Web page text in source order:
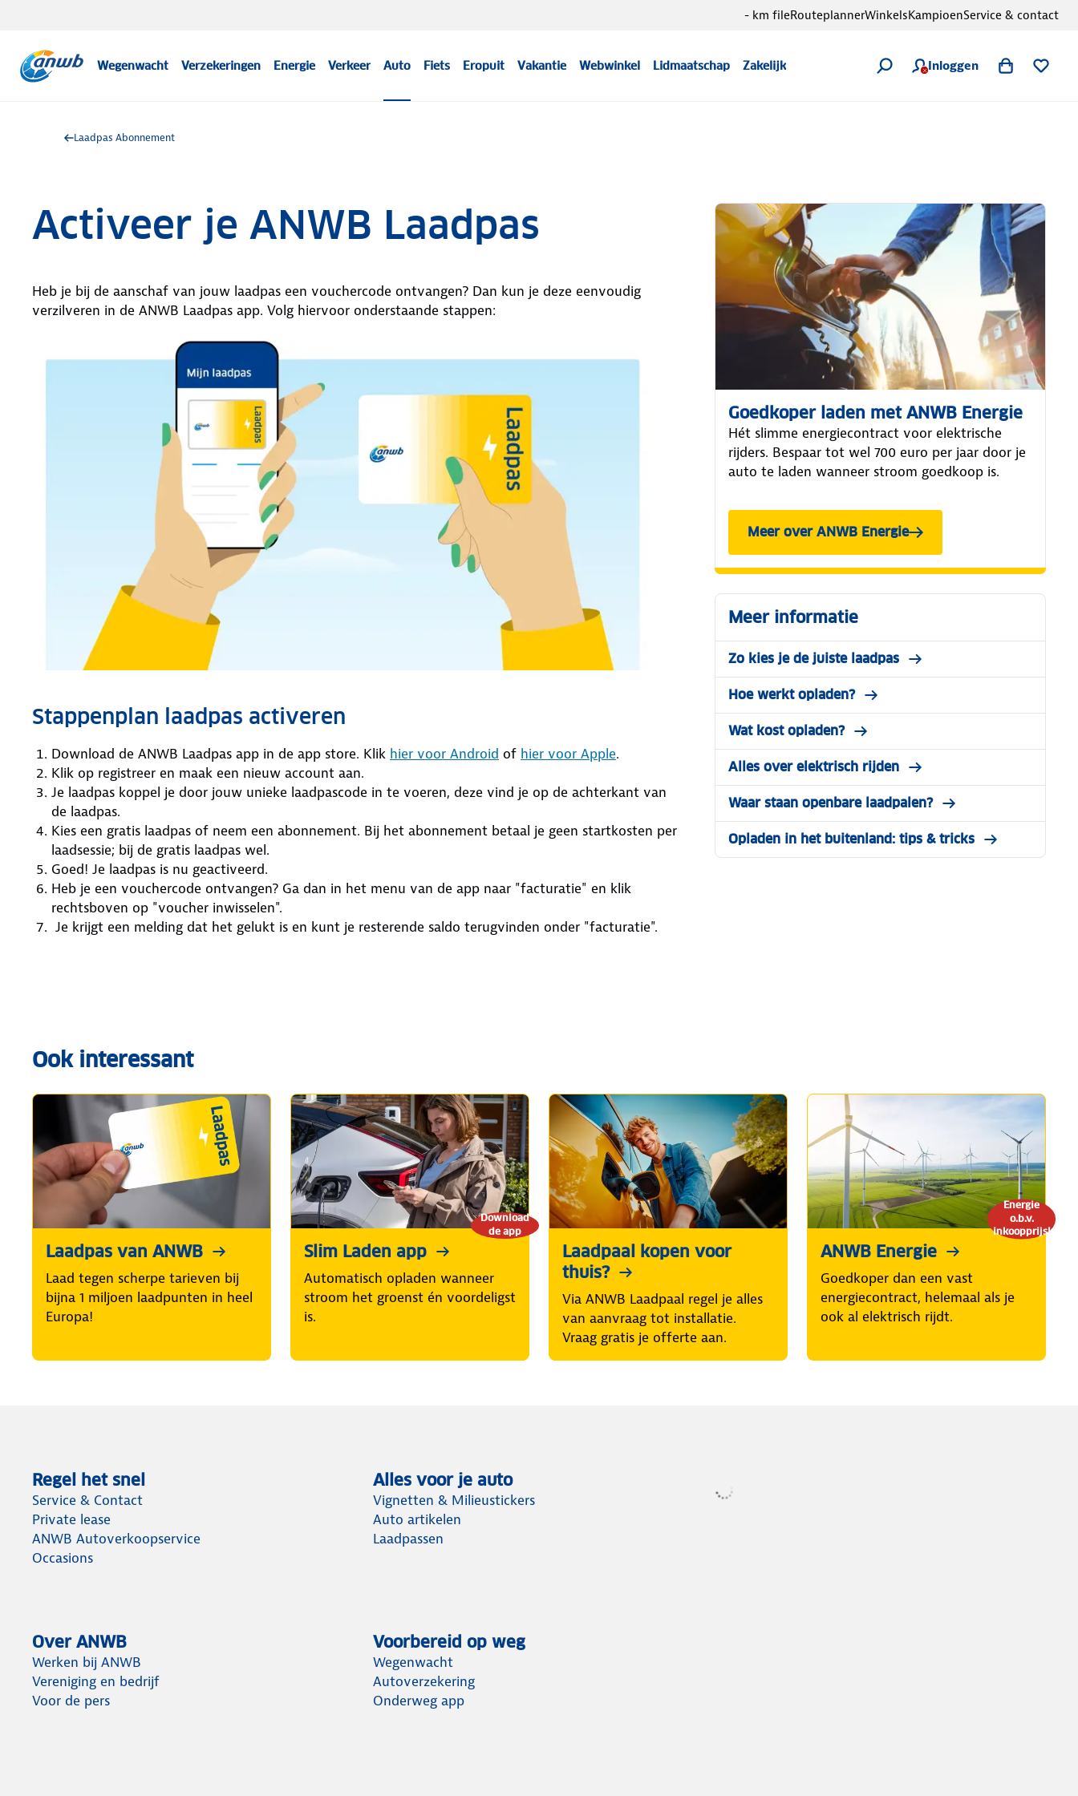
Wegenwacht Verzekeringen Energie Verkeer Auto Fiets Eropuit Vakantie Webwinkel Lidmaatschap Zakelijk Inloggen
- km fileRouteplannerWinkelsKampioenService & contact
Laadpas Abonnement
Activeer je ANWB Laadpas
Heb je bij de aanschaf van jouw laadpas een vouchercode ontvangen? Dan kun je deze eenvoudig
verzilveren in de ANWB Laadpas app. Volg hiervoor onderstaande stappen:
Stappenplan laadpas activeren
Download de ANWB Laadpas app in de app store. Klik hier voor Android of hier voor Apple.
Klik op registreer en maak een nieuw account aan.
Je laadpas koppel je door jouw unieke laadpascode in te voeren, deze vind je op de achterkant van
de laadpas.
Kies een gratis laadpas of neem een abonnement. Bij het abonnement betaal je geen startkosten per
laadsessie; bij de gratis laadpas wel.
Goed! Je laadpas is nu geactiveerd.
Heb je een vouchercode ontvangen? Ga dan in het menu van de app naar "facturatie" en klik
rechtsboven op "voucher inwisselen".
Je krijgt een melding dat het gelukt is en kunt je resterende saldo terugvinden onder "facturatie".
Goedkoper laden met ANWB Energie
Hét slimme energiecontract voor elektrische
rijders. Bespaar tot wel 700 euro per jaar door je
auto te laden wanneer stroom goedkoop is.
Meer over ANWB Energie
Meer informatie
Zo kies je de juiste laadpas
Hoe werkt opladen?
Wat kost opladen?
Alles over elektrisch rijden
Waar staan openbare laadpalen?
Opladen in het buitenland: tips & tricks
Ook interessant
Laadpas van ANWB
Laad tegen scherpe tarieven bij
bijna 1 miljoen laadpunten in heel
Europa!
Download
de app
Slim Laden app
Automatisch opladen wanneer
stroom het groenst én voordeligst
is.
Laadpaal kopen voor
thuis?
Via ANWB Laadpaal regel je alles
van aanvraag tot installatie.
Vraag gratis je offerte aan.
Energie
o.b.v.
inkoopprijs!
ANWB Energie
Goedkoper dan een vast
energiecontract, helemaal als je
ook al elektrisch rijdt.
Regel het snel
Service & Contact
Private lease
ANWB Autoverkoopservice
Occasions
Alles voor je auto
Vignetten & Milieustickers
Auto artikelen
Laadpassen
Over ANWB
Werken bij ANWB
Vereniging en bedrijf
Voor de pers
Voorbereid op weg
Wegenwacht
Autoverzekering
Onderweg app